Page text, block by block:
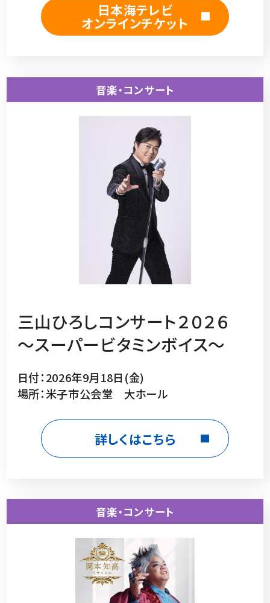
日本海テレビ
オンラインチケット
音楽・コンサート
三山ひろしコンサート２０２６
～スーパービタミンボイス～
日付：2026年9月18日(金)
場所：米子市公会堂 大ホール
詳しくはこちら
音楽・コンサート